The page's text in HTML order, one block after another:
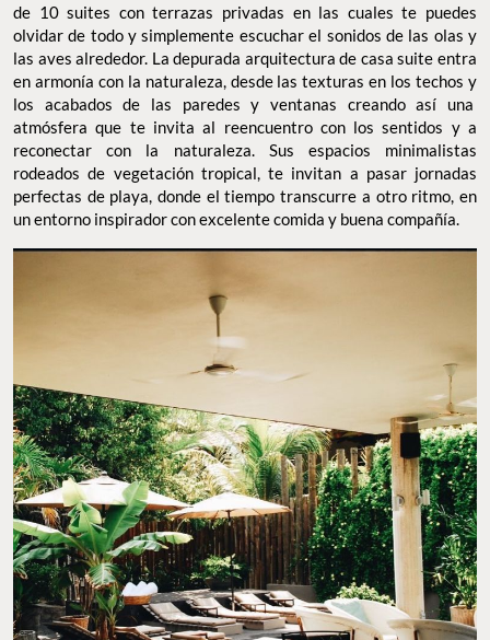
de 10 suites con terrazas privadas en las cuales te puedes
olvidar de todo y simplemente escuchar el sonidos de las olas y
las aves alrededor. La depurada arquitectura de casa suite entra
en armonía con la naturaleza, desde las texturas en los techos y
los acabados de las paredes y ventanas creando así una
atmósfera que te invita al reencuentro con los sentidos y a
reconectar con la naturaleza. Sus espacios minimalistas
rodeados de vegetación tropical, te invitan a pasar jornadas
perfectas de playa, donde el tiempo transcurre a otro ritmo, en
un entorno inspirador con excelente comida y buena compañía.